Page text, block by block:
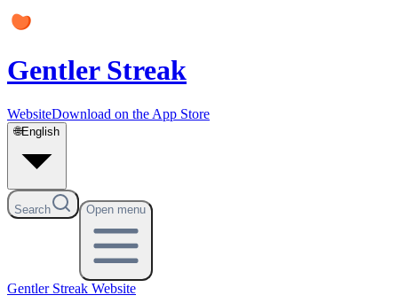
Gentler Streak
WebsiteDownload on the App Store
🌐English
Search Open menu
Gentler Streak Website